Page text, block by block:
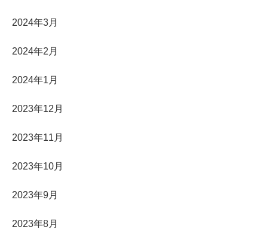
2024年3月
2024年2月
2024年1月
2023年12月
2023年11月
2023年10月
2023年9月
2023年8月